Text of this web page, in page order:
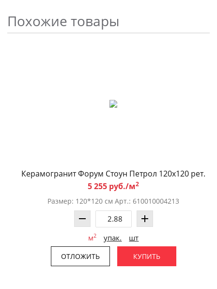
Похожие товары
Керамогранит Форум Стоун Петрол 120x120 рет.
5 255 руб./м2
Размер: 120*120 см Арт.: 610010004213
м2 упак. шт
ОТЛОЖИТЬ КУПИТЬ